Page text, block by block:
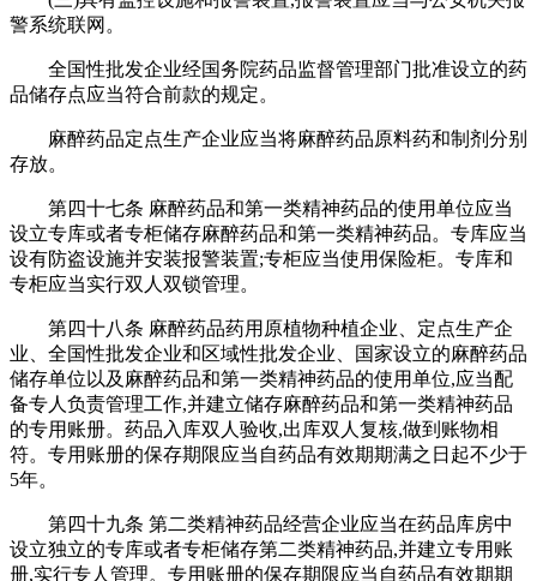
警系统联网。
全国性批发企业经国务院药品监督管理部门批准设立的药
品储存点应当符合前款的规定。
麻醉药品定点生产企业应当将麻醉药品原料药和制剂分别
存放。
第四十七条 麻醉药品和第一类精神药品的使用单位应当
设立专库或者专柜储存麻醉药品和第一类精神药品。专库应当
设有防盗设施并安装报警装置;专柜应当使用保险柜。专库和
专柜应当实行双人双锁管理。
第四十八条 麻醉药品药用原植物种植企业、定点生产企
业、全国性批发企业和区域性批发企业、国家设立的麻醉药品
储存单位以及麻醉药品和第一类精神药品的使用单位,应当配
备专人负责管理工作,并建立储存麻醉药品和第一类精神药品
的专用账册。药品入库双人验收,出库双人复核,做到账物相
符。专用账册的保存期限应当自药品有效期期满之日起不少于
5年。
第四十九条 第二类精神药品经营企业应当在药品库房中
设立独立的专库或者专柜储存第二类精神药品,并建立专用账
册,实行专人管理。专用账册的保存期限应当自药品有效期期